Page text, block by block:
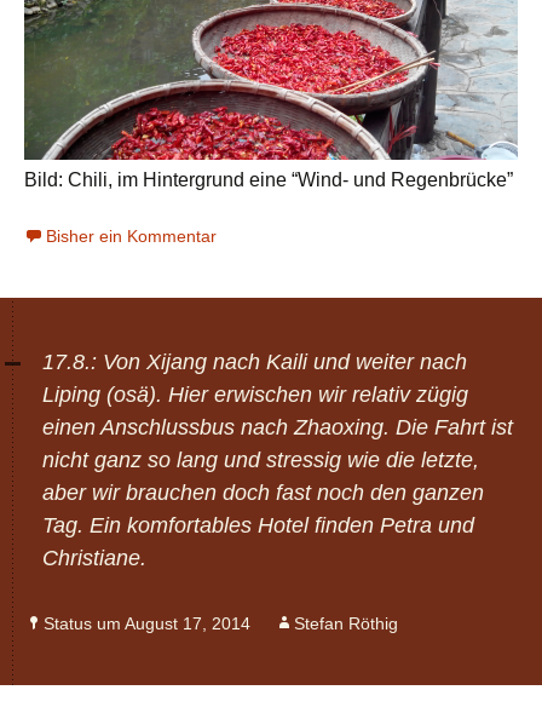
Bild: Chili, im Hintergrund eine “Wind- und Regenbrücke”
Bisher ein Kommentar
17.8.: Von Xijang nach Kaili und weiter nach
Liping (osä). Hier erwischen wir relativ zügig
einen Anschlussbus nach Zhaoxing. Die Fahrt ist
nicht ganz so lang und stressig wie die letzte,
aber wir brauchen doch fast noch den ganzen
Tag. Ein komfortables Hotel finden Petra und
Christiane.
Status um August 17, 2014 Stefan Röthig